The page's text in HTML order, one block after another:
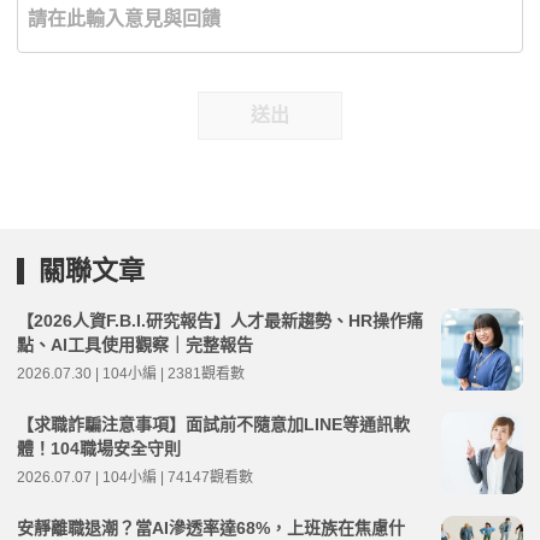
送出
關聯文章
【2026人資F.B.I.研究報告】人才最新趨勢、HR操作痛
點、AI工具使用觀察｜完整報告
2026.07.30 | 104小編 | 2381觀看數
【求職詐騙注意事項】面試前不隨意加LINE等通訊軟
體！104職場安全守則
2026.07.07 | 104小編 | 74147觀看數
安靜離職退潮？當AI滲透率達68%，上班族在焦慮什